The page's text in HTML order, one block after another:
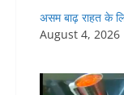
असम बाढ़ राहत के
August 4, 2026